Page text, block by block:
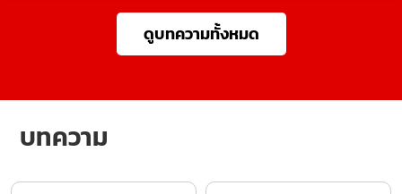
ดูบทความทั้งหมด
บทความ